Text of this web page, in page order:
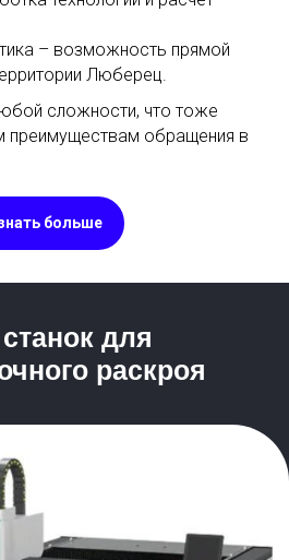
– возможность прямой
Люберец.
сложности, что тоже
преимуществам обращения в
больше
для
раскроя